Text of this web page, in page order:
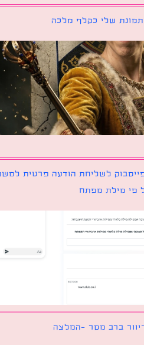
כקלף מלכה
לשליחת הודעה פרטית למשתמש
מפתח
מסר -המלצה